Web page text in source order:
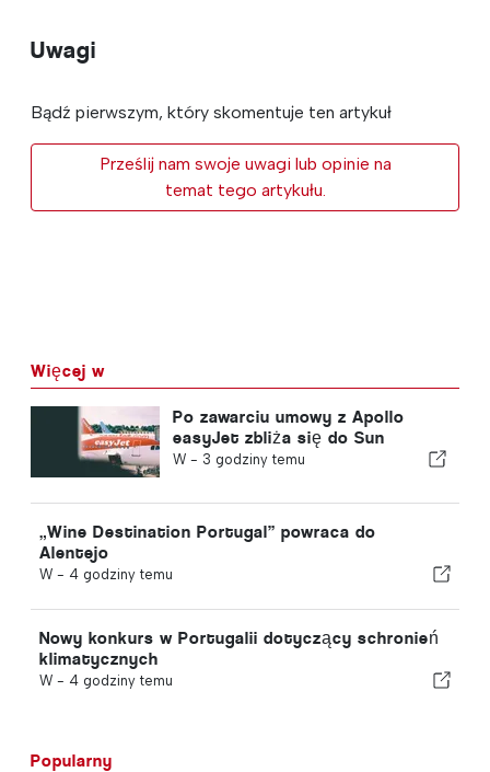
Uwagi
Bądź pierwszym, który skomentuje ten artykuł
Prześlij nam swoje uwagi lub opinie na
temat tego artykułu.
Więcej w
Po zawarciu umowy z Apollo
easyJet zbliża się do Sun
W - 3 godziny temu
„Wine Destination Portugal” powraca do
Alentejo
W - 4 godziny temu
Nowy konkurs w Portugalii dotyczący schronień
klimatycznych
W - 4 godziny temu
Popularny